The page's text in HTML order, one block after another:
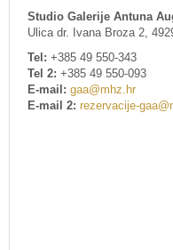
Studio Galerije Antuna
Ulica dr. Ivana Broza 2,
Tel: +385 49 550-343
Tel 2: +385 49 550-093
E-mail: gaa@mhz.hr
E-mail 2: rezervacije-